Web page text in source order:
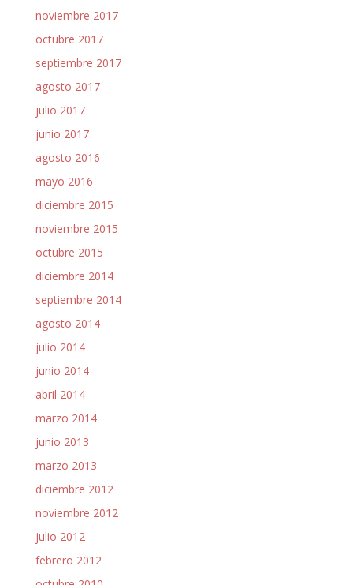
noviembre 2017
octubre 2017
septiembre 2017
agosto 2017
julio 2017
junio 2017
agosto 2016
mayo 2016
diciembre 2015
noviembre 2015
octubre 2015
diciembre 2014
septiembre 2014
agosto 2014
julio 2014
junio 2014
abril 2014
marzo 2014
junio 2013
marzo 2013
diciembre 2012
noviembre 2012
julio 2012
febrero 2012